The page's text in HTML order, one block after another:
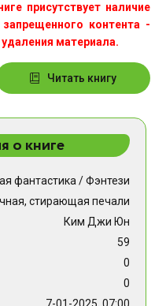
присутствует наличие
контента -
материала.
Читать книгу
о книге
фантастика /Фэнтези
стирающая печали
Ким Джи Юн
59
0
0